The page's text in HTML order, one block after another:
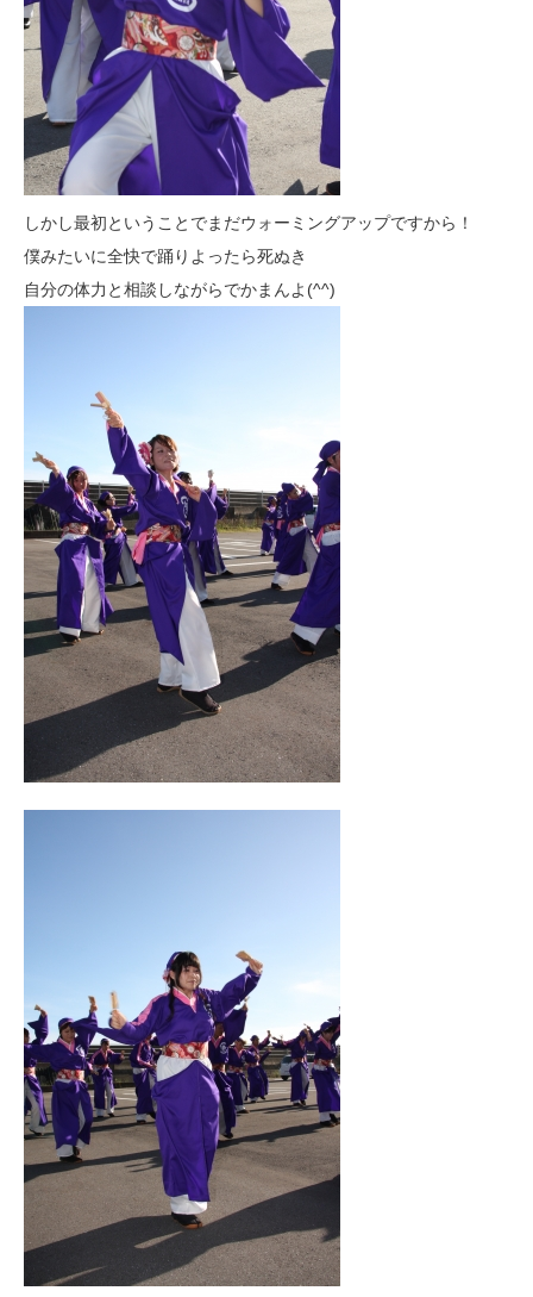
しかし最初ということでまだウォーミングアップですから！
僕みたいに全快で踊りよったら死ぬき
自分の体力と相談しながらでかまんよ(^^)